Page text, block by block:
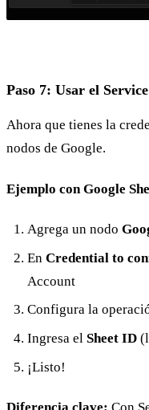
Paso 7: Usar el
Ahora que tienes la
nodos de Google.
Ejemplo con Google
Agrega un nodo
En Credential to
Account
Configura la
Ingresa el Sheet ID
¡Listo!